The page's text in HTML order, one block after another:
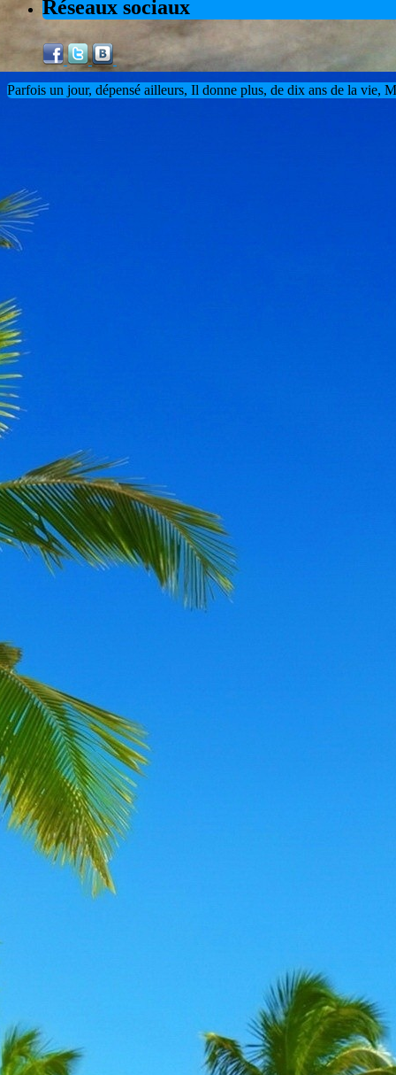
Réseaux sociaux
Parfois un jour, dépensé ailleurs, Il donne plus, de dix ans de la vie,